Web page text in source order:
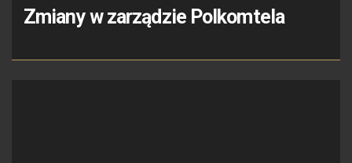
Zmiany w zarządzie Polkomtela